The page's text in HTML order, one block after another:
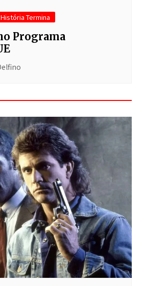
Termina
Programa